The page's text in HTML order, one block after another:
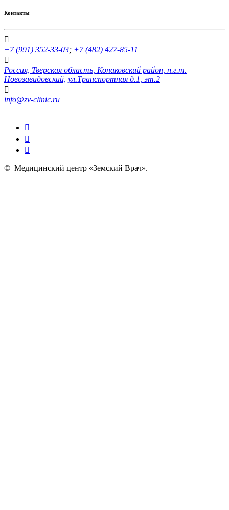
Контакты
+7 (991) 352-33-03; +7 (482) 427-85-11
Россия, Тверская область, Конаковский район, п.г.т.
Новозавидовский, ул.Транспортная д.1, эт.2
info@zv-clinic.ru
© Медицинский центр «Земский Врач».